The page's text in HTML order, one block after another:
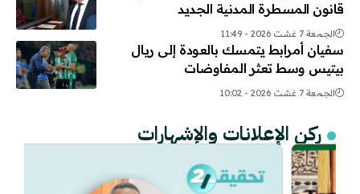
قانون المسطرة المدنية الجديد
الجمعة 7 غشت 2026 - 11:49
سفيان أمرابط يتمسك بالعودة إلى ريال
بيتيس وسط تعثر المفاوضات
الجمعة 7 غشت 2026 - 10:02
ركن الإعلانات والإشهارات